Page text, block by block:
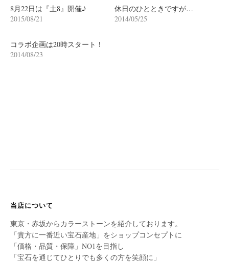
ン
8月22日は『土8』開催♪
2015/08/21
休日のひとときですが…
2014/05/25
コラボ企画は20時スタート！
2014/08/23
当店について
東京・赤坂からカラーストーンを紹介しております。
「貴方に一番近い宝石産地」をショップコンセプトに
「価格・品質・保障」NO1を目指し
「宝石を通じてひとりでも多くの方を笑顔に」